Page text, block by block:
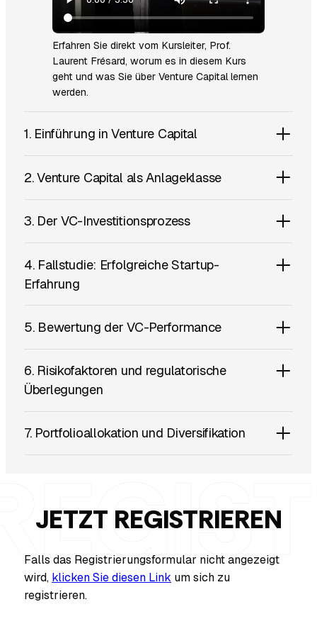
Erfahren Sie direkt vom Kursleiter, Prof.
Laurent Frésard, worum es in diesem Kurs
geht und was Sie über Venture Capital lernen
werden.
1. Einführung in Venture Capital
2. Venture Capital als Anlageklasse
3. Der VC-Investitionsprozess
4. Fallstudie: Erfolgreiche Startup-
Erfahrung
5. Bewertung der VC-Performance
6. Risikofaktoren und regulatorische
Überlegungen
7. Portfolioallokation und Diversifikation
JETZT REGISTRIEREN
Falls das Registrierungsformular nicht angezeigt
wird, klicken Sie diesen Link um sich zu
registrieren.